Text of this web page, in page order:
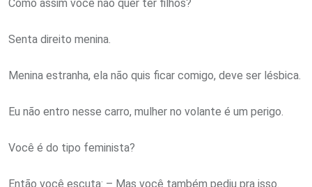
Como assim você não quer ter filhos?
Senta direito menina.
Menina estranha, ela não quis ficar comigo, deve ser lésbica.
Eu não entro nesse carro, mulher no volante é um perigo.
Você é do tipo feminista?
Então você escuta: – Mas você também pediu pra isso.